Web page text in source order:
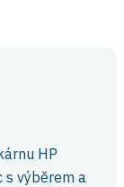
HP
s výběrem a